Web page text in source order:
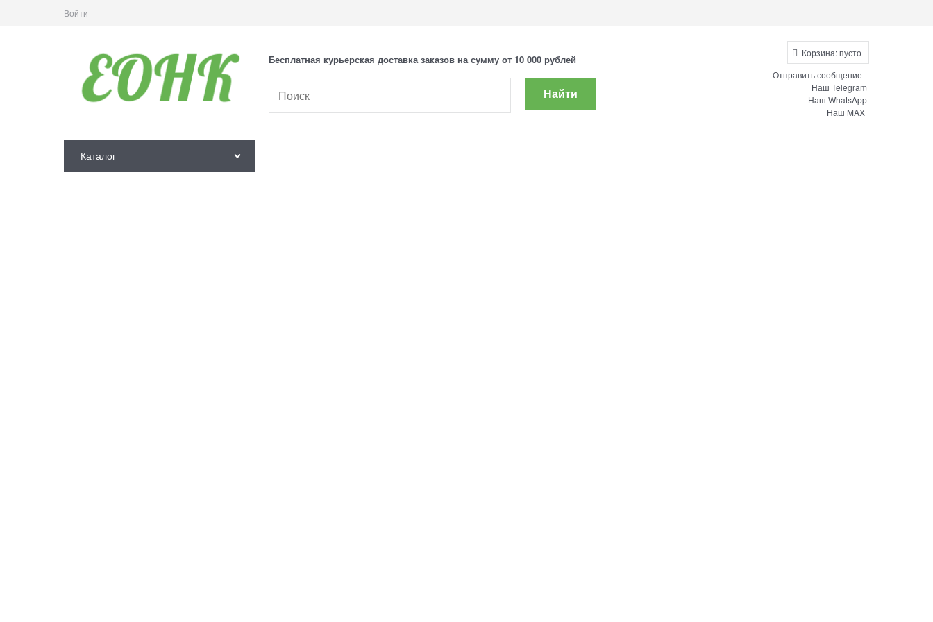
Войти
Бесплатная курьерская доставка заказов на сумму от 10 000 рублей
Найти
Корзина:пусто
Отправить сообщение
Наш Telegram
Наш WhatsApp
Наш MAX
Каталог